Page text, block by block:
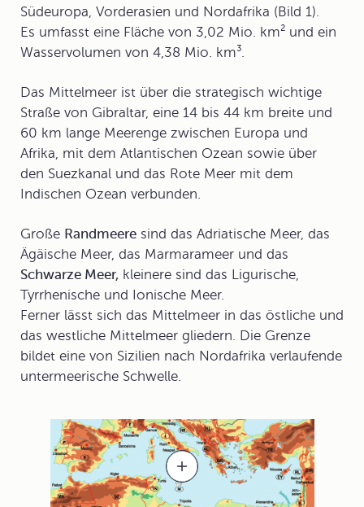
Südeuropa, Vorderasien und Nordafrika (Bild 1).
Es umfasst eine Fläche von 3,02 Mio. km² und ein
Wasservolumen von 4,38 Mio. km³.
Das Mittelmeer ist über die strategisch wichtige
Straße von Gibraltar, eine 14 bis 44 km breite und
60 km lange Meerenge zwischen Europa und
Afrika, mit dem Atlantischen Ozean sowie über
den Suezkanal und das Rote Meer mit dem
Indischen Ozean verbunden.
Große Randmeere sind das Adriatische Meer, das
Ägäische Meer, das Marmarameer und das
Schwarze Meer, kleinere sind das Ligurische,
Tyrrhenische und Ionische Meer.
Ferner lässt sich das Mittelmeer in das östliche und
das westliche Mittelmeer gliedern. Die Grenze
bildet eine von Sizilien nach Nordafrika verlaufende
untermeerische Schwelle.